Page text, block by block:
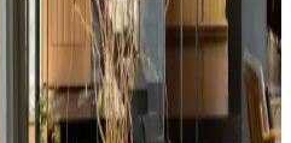
ve magnolia tonlarındaki odalarda
kahverengi ve turuncu tonlarıyla
ve Fonksiyonellik: Renk
ve Estetik İncelemesi